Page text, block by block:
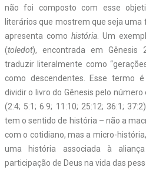
não foi composto com esse
literários que mostrem que seja uma
apresenta como história . Um
(toledot), encontrada em Gênesis
traduzir literalmente como
como descendentes. Esse termo
dividir o livro do Gênesis pelo
(2:4; 5:1; 6:9; 11:10; 25:12; 36:1;
tem o sentido de história – não a
com o cotidiano, mas a micro-
uma história associada à
participação de Deus na vida das